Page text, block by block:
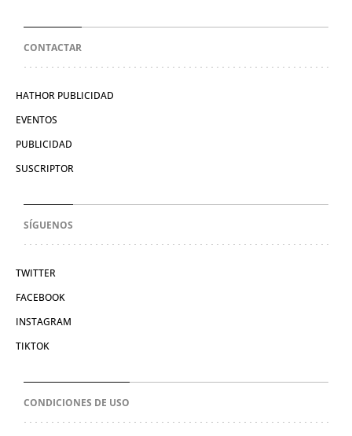
CONTACTAR
HATHOR PUBLICIDAD
EVENTOS
PUBLICIDAD
SUSCRIPTOR
SÍGUENOS
TWITTER
FACEBOOK
INSTAGRAM
TIKTOK
CONDICIONES DE USO